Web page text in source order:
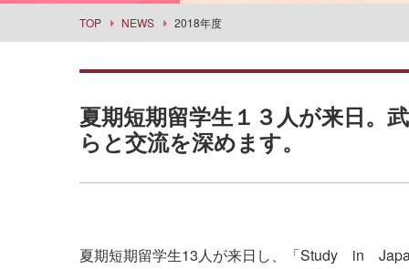
建築学科
景観建築学科
演奏学科
応用音楽学科
薬学科
健康生命薬科学科
環境共生学科
事業部
武庫女エンタープライズ
TOP NEWS 2018年度
夏期短期留学生１３人が来日。
らと交流を深めます。
夏期短期留学生13人が来日し、「Study in